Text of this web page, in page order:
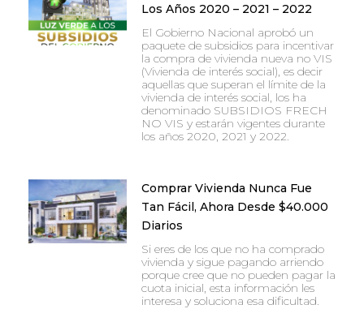
Los Años 2020 – 2021 – 2022
El Gobierno Nacional aprobó un
paquete de subsidios para incentivar
la compra de vivienda nueva no VIS
(Vivienda de interés social), es decir
aquellas que superan el límite de la
vivienda de interés social, los ha
denominado SUBSIDIOS FRECH
NO VIS y estarán vigentes durante
los años 2020, 2021 y 2022.
Comprar Vivienda Nunca Fue
Tan Fácil, Ahora Desde $40.000
Diarios
Si eres de los que no ha comprado
vivienda y sigue pagando arriendo
porque cree que no pueden pagar la
cuota inicial, esta información les
interesa y soluciona esa dificultad.